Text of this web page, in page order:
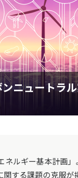
ニュートラ
ルギー基本計画
する課題の克服